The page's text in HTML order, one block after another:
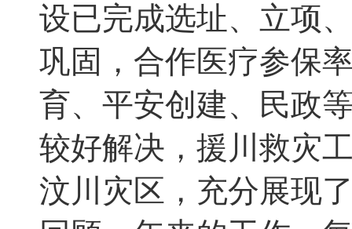
设已完成选址、立项
巩固，合作医疗参保
育、平安创建、民政
较好解决 ， 援川救灾
汶川灾区 ， 充分展现